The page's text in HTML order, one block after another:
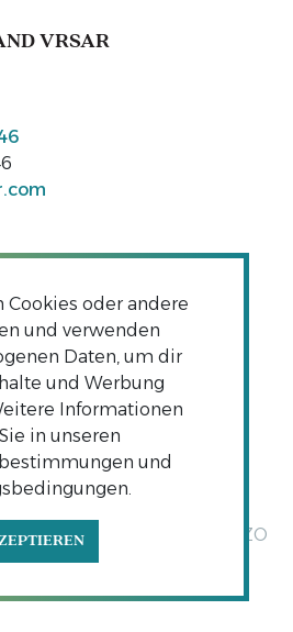
VRSAR
| Alle Rechte vorbehalten TZO
Cookies oder andere
und verwenden
Daten, um dir
und Werbung
Informationen
in unseren
und